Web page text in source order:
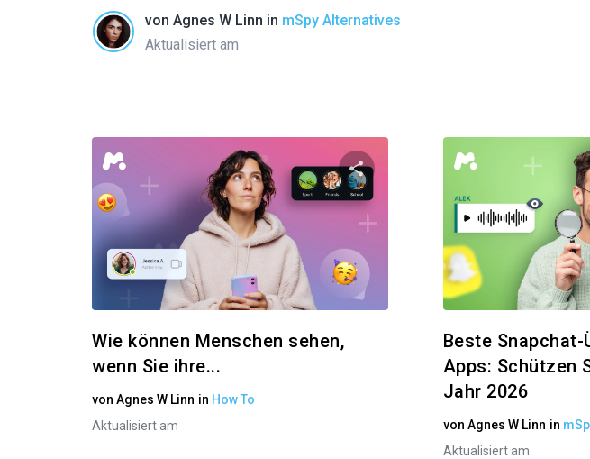
von Agnes W Linn in mSpy Alternatives
Aktualisiert am
Diesen Artikel teilen
Twitter Facebook Link kopieren
Wie können Menschen sehen,
wenn Sie ihre...
vonAgnes W Linn in How To
Aktualisiert am
Beste
Apps: Schützen
Jahr 2026
von Agnes W Linn in
Aktualisiert am